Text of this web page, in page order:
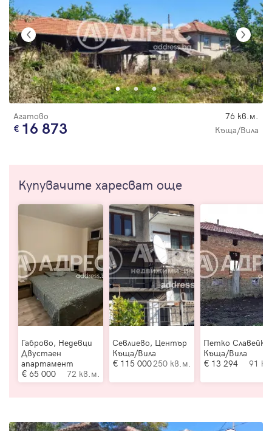
Агатово 76 кв.м.
16 873 Къща/Вила
Купувачите харесват още
Габрово, Недевци
Двустаен
апартамент
65 000
72 кв.м.
Севлиево, Център
Къща/Вила
115 000250 кв.м.
Петко
Къща/Вила
13 294
91